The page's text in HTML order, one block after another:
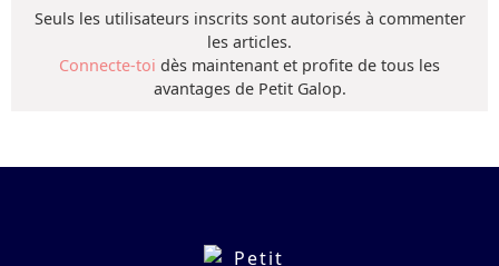
Seuls les utilisateurs inscrits sont autorisés à commenter
les articles.
Connecte-toi dès maintenant et profite de tous les
avantages de Petit Galop.